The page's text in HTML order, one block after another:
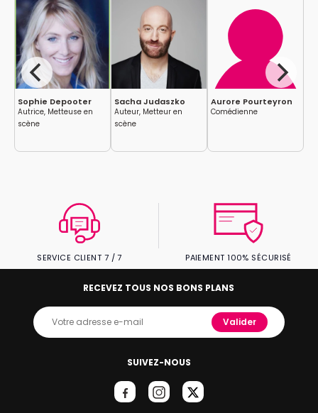
Sophie Depooter
Autrice, Metteuse en
scène
Sacha Judaszko
Auteur, Metteur en
scène
Aurore Pourteyron
Comédienne
SERVICE CLIENT 7 / 7 PAIEMENT 100% SÉCURISÉ
SUIVEZ-NOUS
RECEVEZ TOUS NOS BONS PLANS
Valider